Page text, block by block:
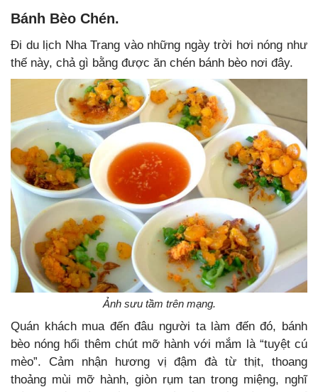
Bánh Bèo Chén.
Đi du lịch Nha Trang vào những ngày trời hơi nóng như
thế này, chả gì bằng được ăn chén bánh bèo nơi đây.
Ảnh sưu tầm trên mạng.
Quán khách mua đến đâu người ta làm đến đó, bánh
bèo nóng hổi thêm chút mỡ hành với mắm là “tuyệt cú
mèo”. Cảm nhận hương vị đậm đà từ thịt, thoang
thoảng mùi mỡ hành, giòn rụm tan trong miệng, nghĩ